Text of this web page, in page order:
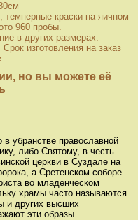
краски на яичном
960 пробы.
в других размерах.
изготовления на заказ
но вы можете её
убранстве православной
либо Святому, в честь
церкви в Суздале на
а Сретенском соборе
во младенческом
храмы часто называются
и других высших
эти образы.